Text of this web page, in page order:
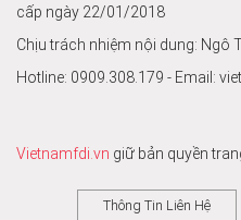
cấp ngày 22/01/2018
Chịu trách nhiệm nội dung: Ngô
Hotline: 0909.308.179 - Email:
Vietnamfdi.vn giữ bản quyền
Thông Tin Liên Hệ